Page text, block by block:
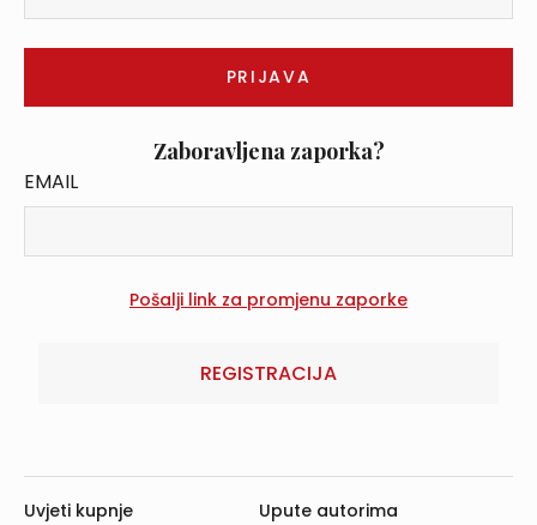
Zaboravljena zaporka?
EMAIL
REGISTRACIJA
Uvjeti kupnje Upute autorima